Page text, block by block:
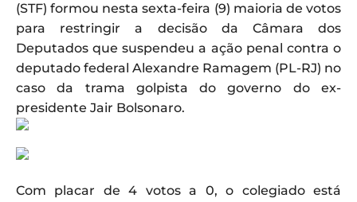
(STF) formou nesta sexta-feira (9) maioria de votos
para restringir a decisão da Câmara dos
Deputados que suspendeu a ação penal contra o
deputado federal Alexandre Ramagem (PL-RJ) no
caso da trama golpista do governo do ex-
presidente Jair Bolsonaro.
Com placar de 4 votos a 0, o colegiado está